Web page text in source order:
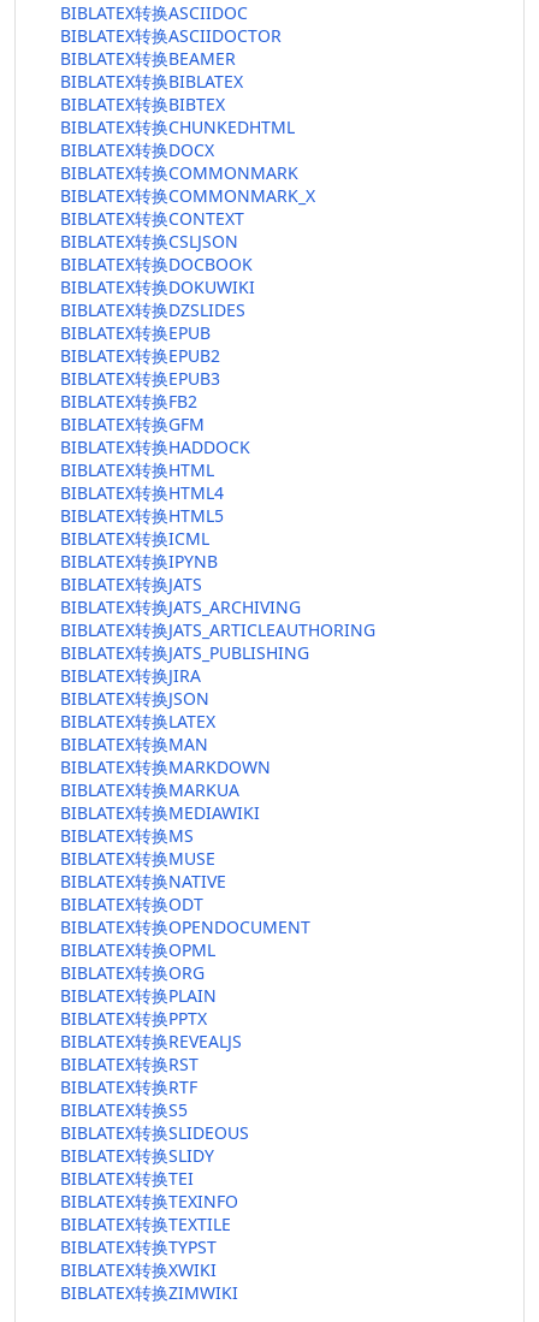
BIBLATEX转换ASCIIDOC
BIBLATEX转换ASCIIDOCTOR
BIBLATEX转换BEAMER
BIBLATEX转换BIBLATEX
BIBLATEX转换BIBTEX
BIBLATEX转换CHUNKEDHTML
BIBLATEX转换DOCX
BIBLATEX转换COMMONMARK
BIBLATEX转换COMMONMARK_X
BIBLATEX转换CONTEXT
BIBLATEX转换CSLJSON
BIBLATEX转换DOCBOOK
BIBLATEX转换DOKUWIKI
BIBLATEX转换DZSLIDES
BIBLATEX转换EPUB
BIBLATEX转换EPUB2
BIBLATEX转换EPUB3
BIBLATEX转换FB2
BIBLATEX转换GFM
BIBLATEX转换HADDOCK
BIBLATEX转换HTML
BIBLATEX转换HTML4
BIBLATEX转换HTML5
BIBLATEX转换ICML
BIBLATEX转换IPYNB
BIBLATEX转换JATS
BIBLATEX转换JATS_ARCHIVING
BIBLATEX转换JATS_ARTICLEAUTHORING
BIBLATEX转换JATS_PUBLISHING
BIBLATEX转换JIRA
BIBLATEX转换JSON
BIBLATEX转换LATEX
BIBLATEX转换MAN
BIBLATEX转换MARKDOWN
BIBLATEX转换MARKUA
BIBLATEX转换MEDIAWIKI
BIBLATEX转换MS
BIBLATEX转换MUSE
BIBLATEX转换NATIVE
BIBLATEX转换ODT
BIBLATEX转换OPENDOCUMENT
BIBLATEX转换OPML
BIBLATEX转换ORG
BIBLATEX转换PLAIN
BIBLATEX转换PPTX
BIBLATEX转换REVEALJS
BIBLATEX转换RST
BIBLATEX转换RTF
BIBLATEX转换S5
BIBLATEX转换SLIDEOUS
BIBLATEX转换SLIDY
BIBLATEX转换TEI
BIBLATEX转换TEXINFO
BIBLATEX转换TEXTILE
BIBLATEX转换TYPST
BIBLATEX转换XWIKI
BIBLATEX转换ZIMWIKI